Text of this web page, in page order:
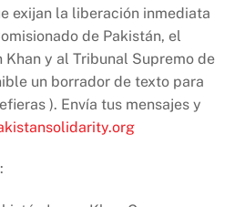
exijan la liberación inmediata
de Pakistán, el
Khan y al Tribunal Supremo de
un borrador de texto para
). Envía tus mensajes y